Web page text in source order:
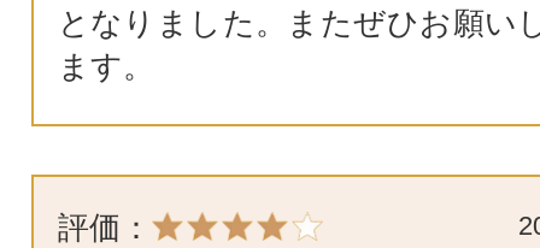
となりました。またぜひお願い
ます。
評価：